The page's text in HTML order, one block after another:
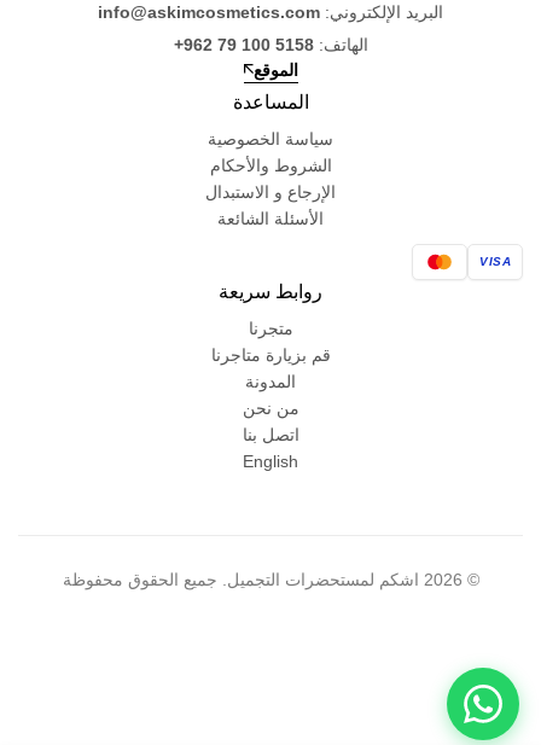
البريد الإلكتروني: info@askimcosmetics.com
الهاتف:+962 79 100 5158
الموقع
المساعدة
سياسة الخصوصية
الشروط والأحكام
الإرجاع و الاستبدال
الأسئلة الشائعة
VISA
روابط سريعة
متجرنا
قم بزيارة متاجرنا
المدونة
من نحن
اتصل بنا
English
© 2026 اشكم لمستحضرات التجميل. جميع الحقوق محفوظة